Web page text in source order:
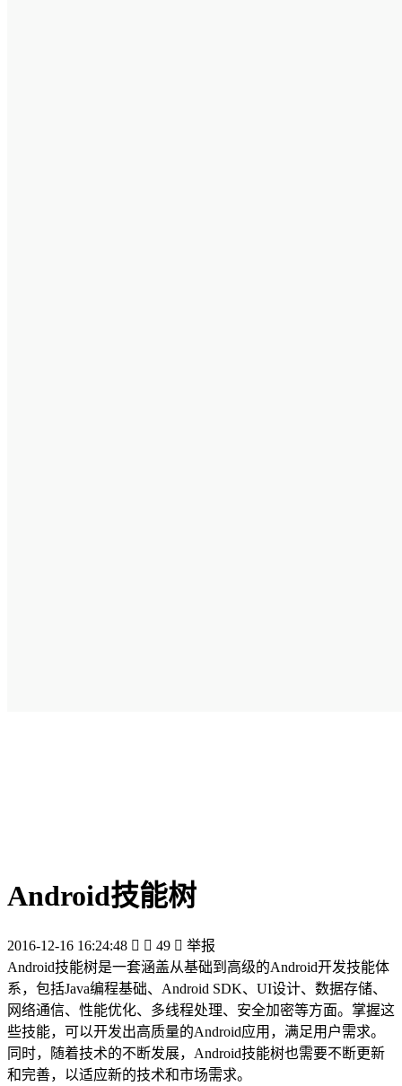
Android技能树
2016-12-16 16:24:48   49  举报
Android技能树是一套涵盖从基础到高级的Android开发技能体
系，包括Java编程基础、Android SDK、UI设计、数据存储、
网络通信、性能优化、多线程处理、安全加密等方面。掌握这
些技能，可以开发出高质量的Android应用，满足用户需求。
同时，随着技术的不断发展，Android技能树也需要不断更新
和完善，以适应新的技术和市场需求。